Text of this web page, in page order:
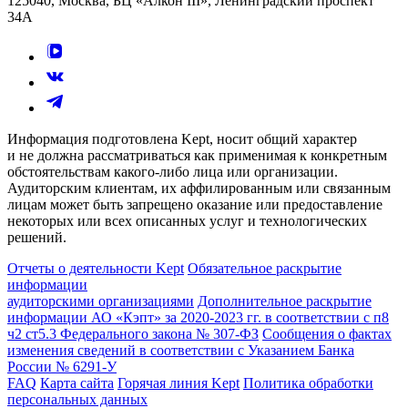
34А
Информация подготовлена Kept, носит общий характер
и не должна рассматриваться как применимая к конкретным
обстоятельствам какого-либо лица или организации.
Аудиторским клиентам, их аффилированным или связанным
лицам может быть запрещено оказание или предоставление
некоторых или всех описанных услуг и технологических
решений.
Отчеты о деятельности Kept Обязательное раскрытие
информации
аудиторскими организациями Дополнительное раскрытие
информации АО «Кэпт» за 2020-2023 гг. в соответствии с п8
ч2 ст5.3 Федерального закона № 307-ФЗ Сообщения о фактах
изменения сведений в соответствии с Указанием Банка
России № 6291-У
FAQ Карта сайта Горячая линия Kept Политика обработки
персональных данных